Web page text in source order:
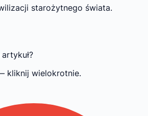
starożytnego świata.
kliknij wielokrotnie.